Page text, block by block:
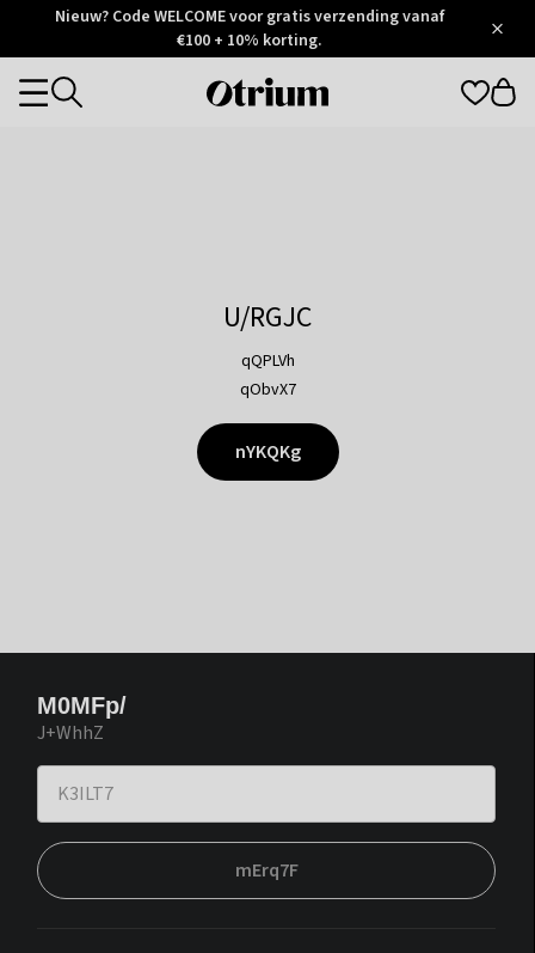
Otrium
Trustpilot
Nieuw? Code WELCOME voor gratis verzending vanaf
€100 + 10% korting.
Otrium
Categories
U/RGJC
qQPLVh
qObvX7
nYKQKg
M0MFp/
J+WhhZ
mErq7F